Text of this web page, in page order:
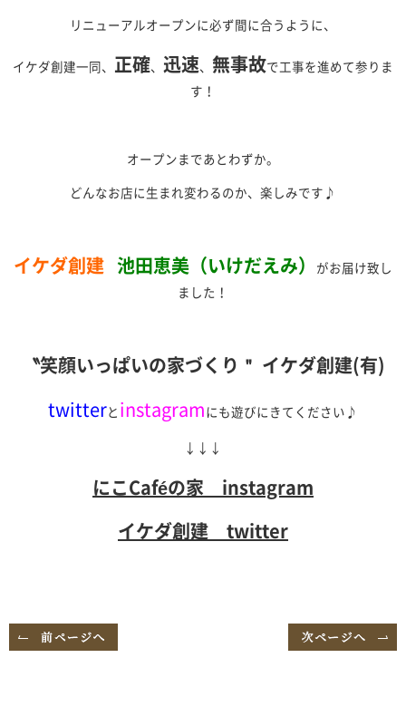
リニューアルオープンに必ず間に合うように、
イケダ創建一同、 正確、 迅速、 無事故で工事を進めて参りま
す！
オープンまであとわずか。
どんなお店に生まれ変わるのか、楽しみです♪
イケダ創建 池田恵美（いけだえみ）
がお届け致し
ました！
〝笑顔いっぱいの家づくり＂ イケダ創建(有)
twitterと instagramにも遊びにきてください♪
↓↓↓
にこCaféの家 instagram
イケダ創建 twitter